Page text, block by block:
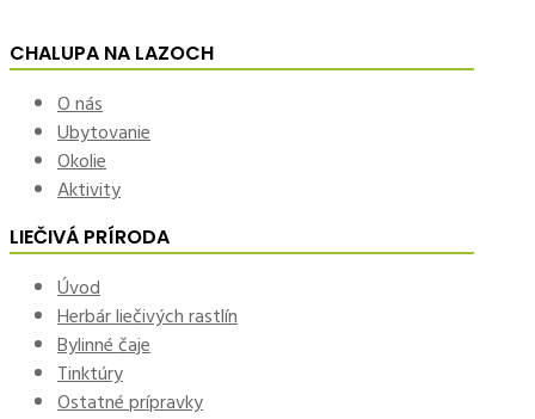
CHALUPA NA LAZOCH
O nás
Ubytovanie
Okolie
Aktivity
LIEČIVÁ PRÍRODA
Úvod
Herbár liečivých rastlín
Bylinné čaje
Tinktúry
Ostatné prípravky